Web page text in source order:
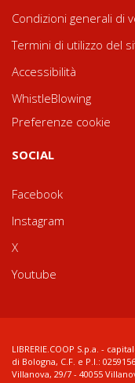
Condizioni generali di
Termini di utilizzo del
Accessibilità
WhistleBlowing
Preferenze cookie
SOCIAL
Facebook
Instagram
X
Youtube
LIBRERIE.COOP S.p.a. -
di Bologna, C.F. e P.I.:
Villanova, 29/7 - 40055